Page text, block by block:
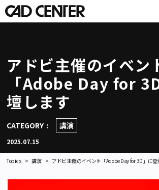
アドビ主催のイベン
「Adobe Day for
壇します
CATEGORY 講演
2025.07.15
Topics 講演 アドビ主催のイベント「Adobe Day for 3D」に